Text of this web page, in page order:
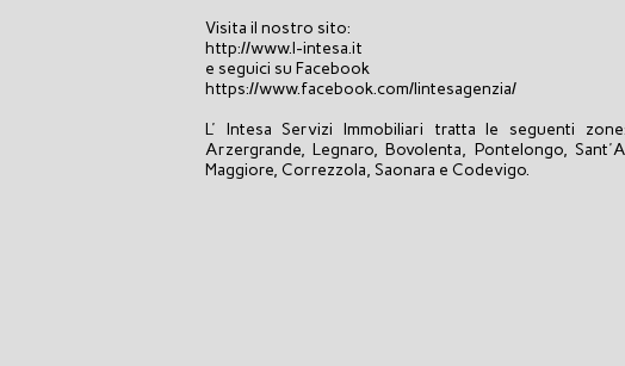
Visita il nostro sito:
http://www.l-intesa.it
e seguici su Facebook
https://www.facebook.com/lintesagenzia/
L' Intesa Servizi Immobiliari tratta le seguenti
Arzergrande, Legnaro, Bovolenta, Pontelongo,
Maggiore, Correzzola, Saonara e Codevigo.